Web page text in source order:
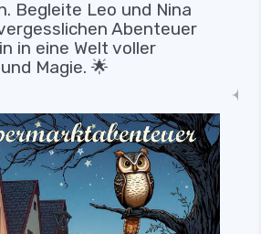
Begleite Leo und Nina
Abenteuer
in eine Welt voller
Magie. 🌟